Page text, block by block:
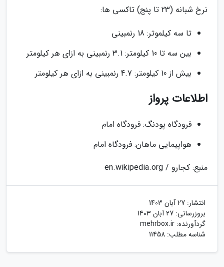
نرخ شبانه (23 تا پنج) تاکسی ها:
تا سه کیلموتر: 18 رنمبینی
بین سه تا 10 کیلومتر: 3.1 رنمبینی به ازای هر کیلومتر
بیش از 10 کیلومتر: 4.7 رنمبینی به ازای هر کیلومتر
اطلاعات پرواز
فرودگاه پودنگ: فرودگاه امام
هواپیمایی ماهان: فرودگاه امام
منبع: کجارو / en.wikipedia.org
انتشار: 27 آبان 1403
بروزرسانی: 27 آبان 1403
گردآورنده: mehrbox.ir
شناسه مطلب: 11458